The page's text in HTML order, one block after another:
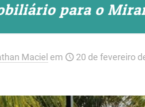
para o
Maciel em 20 de fevereiro